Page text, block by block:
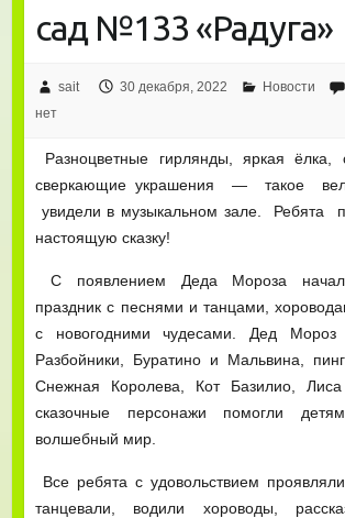
сад №133 «Радуга»
sait 30 декабря, 2022 Новости
нет
Разноцветные гирлянды, яркая ёлка,
сверкающие украшения — такое
увидели в музыкальном зале. Ребята
настоящую сказку!
С появлением Деда Мороза
праздник с песнями и танцами,
с новогодними чудесами. Дед Мороз
Разбойники, Буратино и Мальвина,
Снежная Королева, Кот Базилио,
сказочные персонажи помогли
волшебный мир.
Все ребята с удовольствием
танцевали, водили хороводы,